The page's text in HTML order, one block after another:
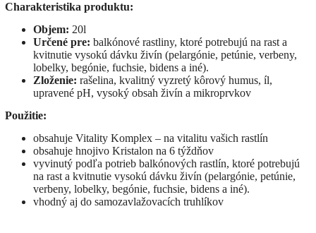
Charakteristika produktu:
Objem: 20l
Určené pre: balkónové rastliny, ktoré potrebujú na rast a
kvitnutie vysokú dávku živín (pelargónie, petúnie, verbeny,
lobelky, begónie, fuchsie, bidens a iné).
Zloženie: rašelina, kvalitný vyzretý kôrový humus, íl,
upravené pH, vysoký obsah živín a mikroprvkov
Použitie:
obsahuje Vitality Komplex – na vitalitu vašich rastlín
obsahuje hnojivo Kristalon na 6 týždňov
vyvinutý podľa potrieb balkónových rastlín, ktoré potrebujú
na rast a kvitnutie vysokú dávku živín (pelargónie, petúnie,
verbeny, lobelky, begónie, fuchsie, bidens a iné).
vhodný aj do samozavlažovacích truhlíkov